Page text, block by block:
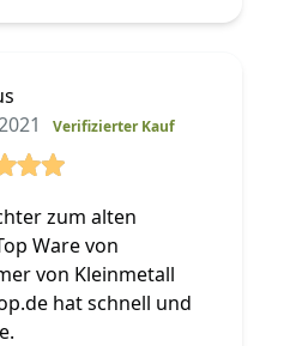
Verifizierter Kauf
zum alten
Ware von
von Kleinmetall
hat schnell und